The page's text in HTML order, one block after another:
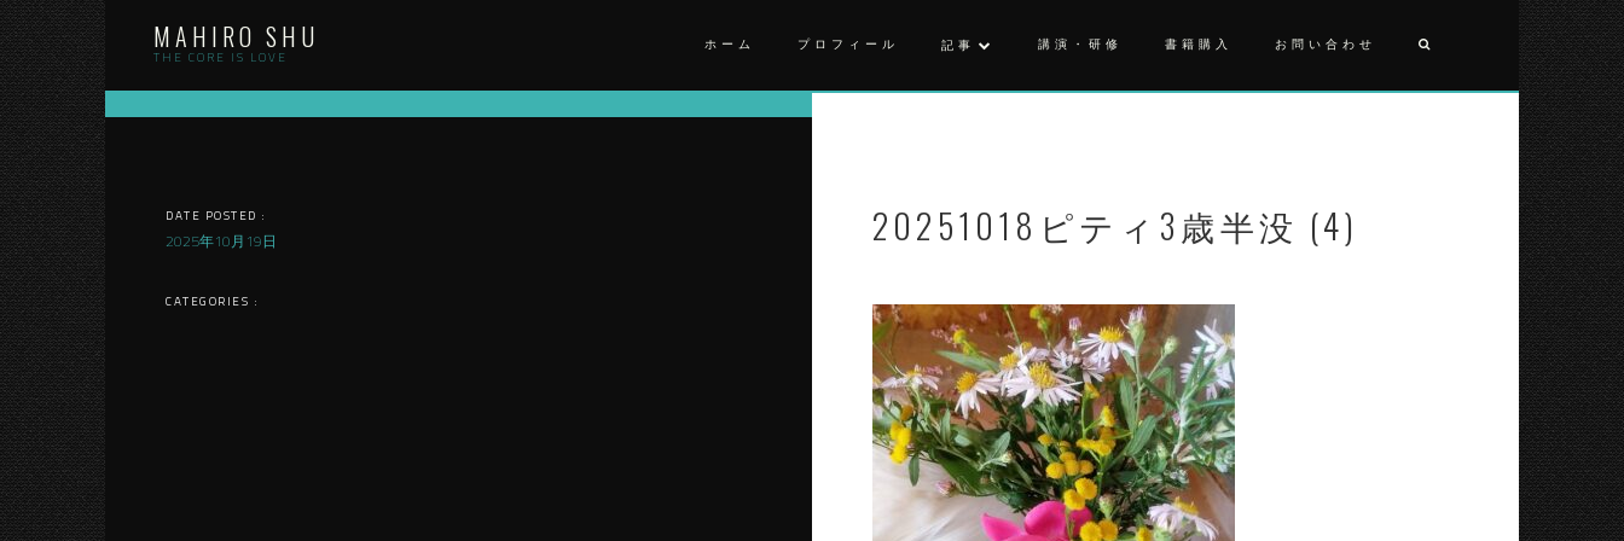
Skip
to
content
MAHIRO SHU
THE CORE IS LOVE
ホーム プロフィール 記事 講演・研修 書籍購入 お問い合わせ
DATE POSTED :
2025年10月19日
CATEGORIES :
20251018ピティ3歳半没 (4)
投
稿
ナ
ビ
ゲ
ー
シ
ョ
ン
ピ
テ
ィ
3
歳
半
没
(4)